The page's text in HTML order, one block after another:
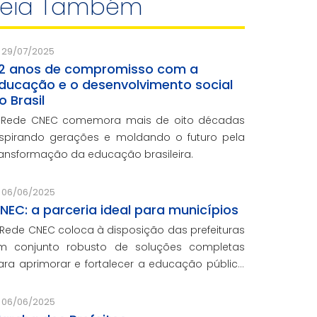
Também
29/07/2025
anos de compromisso com a
e o desenvolvimento social
Brasil
CNEC comemora mais de oito décadas
gerações e moldando o futuro pela
da educação brasileira.
06/06/2025
a parceria ideal para municípios
CNEC coloca à disposição das prefeituras
conjunto robusto de soluções completas
aprimorar e fortalecer a educação pública
para os municípios que não
06/06/2025